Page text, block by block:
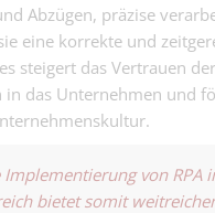
Abzügen, präzise
eine korrekte und
steigert das Vertrauen der
in das Unternehmen und
Implementierung von RPA
bietet somit